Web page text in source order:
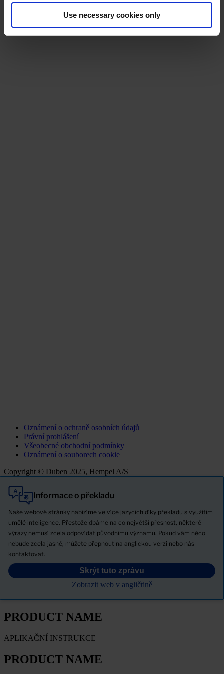
Use necessary cookies only
Oznámení o ochraně osobních údajů
Právní prohlášení
Všeobecné obchodní podmínky
Oznámení o souborech cookie
Copyright © Duben 2025, Hempel A/S
Informace o překladu
Naše webové stránky nabízíme ve více jazycích díky překladu s využitím
umělé inteligence. Přestože dbáme na co největší přesnost, některé
výrazy nemusí zcela odpovídat původnímu významu. Pokud vám něco
nebude zcela jasné, můžete přepnout na anglickou verzi nebo nás
kontaktovat.
Skrýt tuto zprávu
Zobrazit web v angličtině
Vše
Produkty
Stáhněte si bezpečnostní list
PRODUCT NAME
FILTROVAT
PRODUCT NAME
APLIKAČNÍ INSTRUKCE
PRODUCT NAME